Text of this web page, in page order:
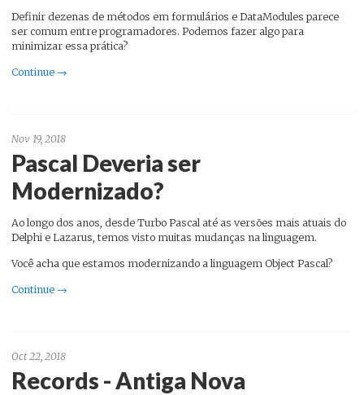
Definir dezenas de métodos em formulários e DataModules parece
ser comum entre programadores. Podemos fazer algo para
minimizar essa prática?
Continue →
Nov 19, 2018
Pascal Deveria ser
Modernizado?
Ao longo dos anos, desde Turbo Pascal até as versões mais atuais do
Delphi e Lazarus, temos visto muitas mudanças na linguagem.
Você acha que estamos modernizando a linguagem Object Pascal?
Continue →
Oct 22, 2018
Records - Antiga Nova